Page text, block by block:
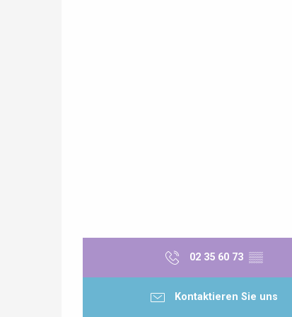
02 35 60 73 ▒▒
Kontaktieren Sie uns